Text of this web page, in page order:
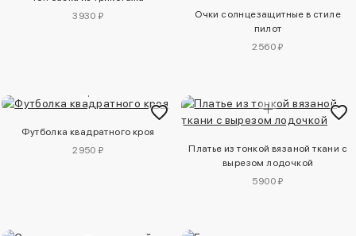
3930 ₽
Очки солнцезащитные в стиле
пилот
2560 ₽
Футболка квадратного кроя
2950 ₽
Платье из тонкой вязаной ткани с
вырезом лодочкой
5900 ₽